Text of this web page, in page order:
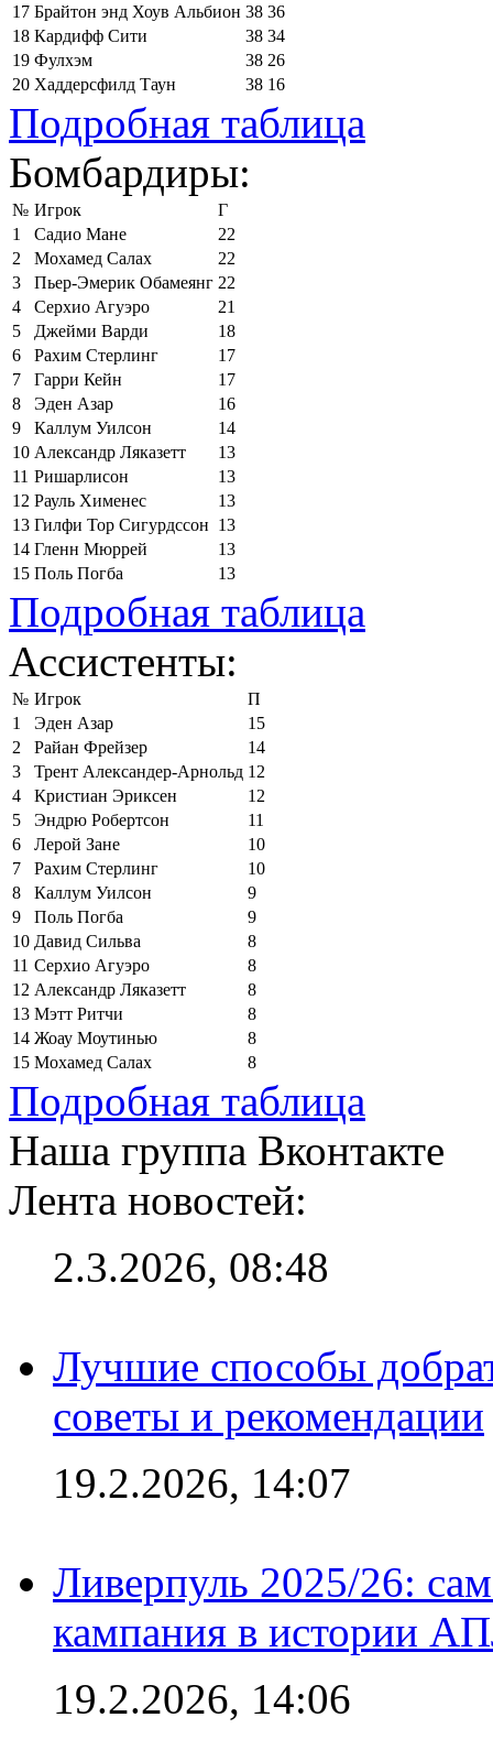
17 Брайтон энд Хоув Альбион 38 36
18 Кардифф Сити 38 34
19 Фулхэм 38 26
20 Хаддерсфилд Таун 38 16
Подробная таблица
Бомбардиры:
№ Игрок
Г
1
Садио Мане
22
2
Мохамед Салах
22
3
Пьер-Эмерик Обамеянг 22
4
Серхио Агуэро
21
5
Джейми Варди
18
6
Рахим Стерлинг
17
7
Гарри Кейн
17
8
Эден Азар
16
9
Каллум Уилсон
14
10 Александр Ляказетт
13
11 Ришарлисон
13
12 Рауль Хименес
13
13 Гилфи Тор Сигурдссон 13
14 Гленн Мюррей
13
15 Поль Погба 13
Подробная таблица
Ассистенты:
№ Игрок
П
1
Эден Азар
15
2
Райан Фрейзер
14
3
Трент Александер-Арнольд 12
4
Кристиан Эриксен
12
5
Эндрю Робертсон
11
6
Лерой Зане
10
7
Рахим Стерлинг
10
8
Каллум Уилсон
9
9
Поль Погба
9
10 Давид Сильва
8
11 Серхио Агуэро
8
12 Александр Ляказетт
8
13 Мэтт Ритчи
8
14 Жоау Моутинью
8
15 Мохамед Салах 8
Подробная таблица
Наша группа Вконтакте
Лента новостей:
2.3.2026, 08:48
Лучшие способы
советы и рекомендации
19.2.2026, 14:07
Ливерпуль 2025/26:
кампания в истории
19.2.2026, 14:06